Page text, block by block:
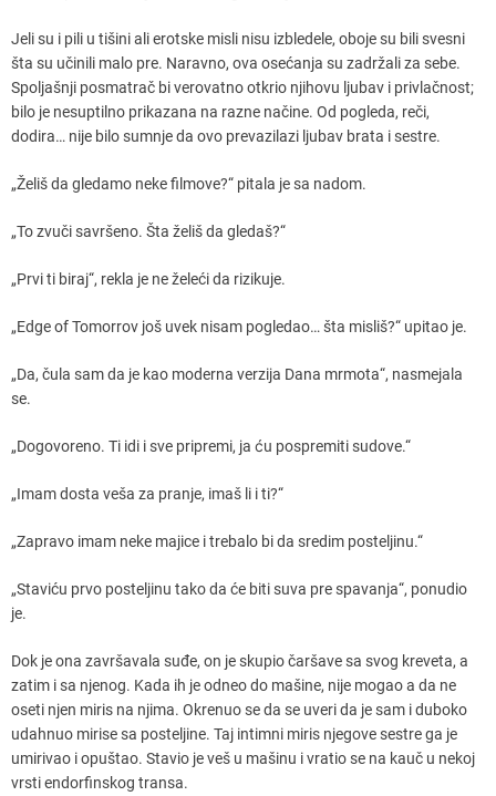
Jeli su i pili u tišini ali erotske misli nisu izbledele, oboje su bili svesni
šta su učinili malo pre. Naravno, ova osećanja su zadržali za sebe.
Spoljašnji posmatrač bi verovatno otkrio njihovu ljubav i privlačnost;
bilo je nesuptilno prikazana na razne načine. Od pogleda, reči,
dodira… nije bilo sumnje da ovo prevazilazi ljubav brata i sestre.
„Želiš da gledamo neke filmove?“ pitala je sa nadom.
„To zvuči savršeno. Šta želiš da gledaš?“
„Prvi ti biraj“, rekla je ne želeći da rizikuje.
„Edge of Tomorrov još uvek nisam pogledao… šta misliš?“ upitao je.
„Da, čula sam da je kao moderna verzija Dana mrmota“, nasmejala
se.
„Dogovoreno. Ti idi i sve pripremi, ja ću pospremiti sudove.“
„Imam dosta veša za pranje, imaš li i ti?“
„Zapravo imam neke majice i trebalo bi da sredim posteljinu.“
„Staviću prvo posteljinu tako da će biti suva pre spavanja“, ponudio
je.
Dok je ona završavala suđe, on je skupio čaršave sa svog kreveta, a
zatim i sa njenog. Kada ih je odneo do mašine, nije mogao a da ne
oseti njen miris na njima. Okrenuo se da se uveri da je sam i duboko
udahnuo mirise sa posteljine. Taj intimni miris njegove sestre ga je
umirivao i opuštao. Stavio je veš u mašinu i vratio se na kauč u nekoj
vrsti endorfinskog transa.